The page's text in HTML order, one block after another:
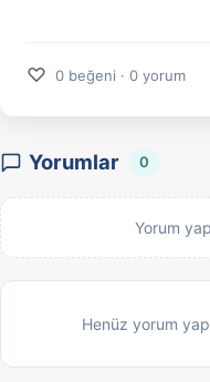
♡ 0 beğeni · 0 yorum
Yorumlar 0
Yorum
Henüz yorum